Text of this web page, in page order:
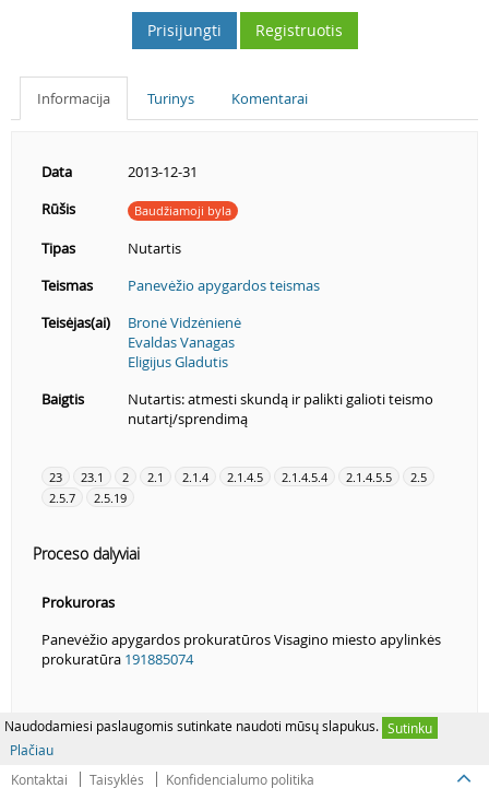
Naudodamiesi paslaugomis sutinkate naudoti mūsų slapukus. Sutinku
Plačiau
Prisijungti Registruotis
Informacija Turinys Komentarai
Data
2013-12-31
Rūšis
Baudžiamoji byla
Tipas
Nutartis
Teismas
Panevėžio apygardos teismas
Teisėjas(ai)
Bronė Vidzėnienė
Evaldas Vanagas
Eligijus Gladutis
Baigtis
Nutartis: atmesti skundą ir palikti galioti teismo
nutartį/sprendimą
23 23.1 2 2.1 2.1.4 2.1.4.5 2.1.4.5.4 2.1.4.5.5
2.5
2.5.7
2.5.19
Proceso dalyviai
Prokuroras
Panevėžio apygardos prokuratūros Visagino miesto apylinkės
prokuratūra 191885074
Kontaktai Taisyklės Konfidencialumo politika